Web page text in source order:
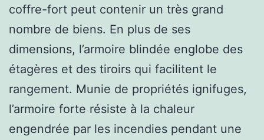
coffre-fort peut contenir un très grand
nombre de biens. En plus de ses
dimensions, l’armoire blindée englobe des
étagères et des tiroirs qui facilitent le
rangement. Munie de propriétés ignifuges,
l’armoire forte résiste à la chaleur
engendrée par les incendies pendant une